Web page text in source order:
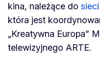
kina, należące do
która jest
„Kreatywna Europa”
telewizyjnego ARTE.